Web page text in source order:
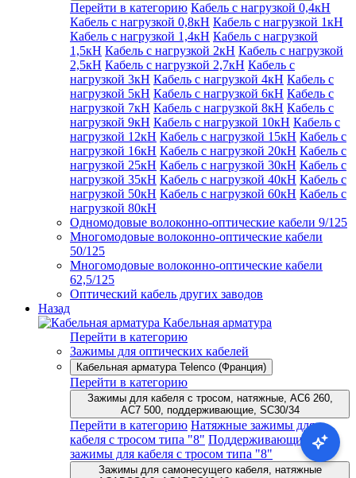
Перейти в категорию Кабель с нагрузкой 0,4кН
Кабель с нагрузкой 0,8кН Кабель с нагрузкой 1кН
Кабель с нагрузкой 1,4кН Кабель с нагрузкой
1,5кН Кабель с нагрузкой 2кН Кабель с нагрузкой
2,5кН Кабель с нагрузкой 2,7кН Кабель с
нагрузкой 3кН Кабель с нагрузкой 4кН Кабель с
нагрузкой 5кН Кабель с нагрузкой 6кН Кабель с
нагрузкой 7кН Кабель с нагрузкой 8кН Кабель с
нагрузкой 9кН Кабель с нагрузкой 10кН Кабель с
нагрузкой 12кН Кабель с нагрузкой 15кН Кабель с
нагрузкой 16кН Кабель с нагрузкой 20кН Кабель с
нагрузкой 25кН Кабель с нагрузкой 30кН Кабель с
нагрузкой 35кН Кабель с нагрузкой 40кН Кабель с
нагрузкой 50кН Кабель с нагрузкой 60кН Кабель с
нагрузкой 80кН
Одномодовые волоконно-оптические кабели 9/125
Многомодовые волоконно-оптические кабели
50/125
Многомодовые волоконно-оптические кабели
62,5/125
Оптический кабель других заводов
Назад
Кабельная арматура
Перейти в категорию
Зажимы для оптических кабелей
Кабельная арматура Telenco (Франция)
Перейти в категорию
Зажимы для кабеля с тросом, натяжные, AC6 260,
AC7 500, поддерживающие, SC30/34
Перейти в категорию Натяжные зажимы для
кабеля с тросом типа "8" Поддерживающие
зажимы для кабеля с тросом типа "8"
Зажимы для самонесущего кабеля, натяжные